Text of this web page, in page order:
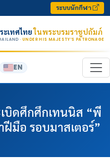
ระบบนักกีฬา
ะเทศไทยในพระบรมราชูปถัมภ์
· UNDER HIS MAJESTY’S PATRONAGE
EN
บิดศึกศึกเทนนิส “พี
อ รอบมาสเตอร์”